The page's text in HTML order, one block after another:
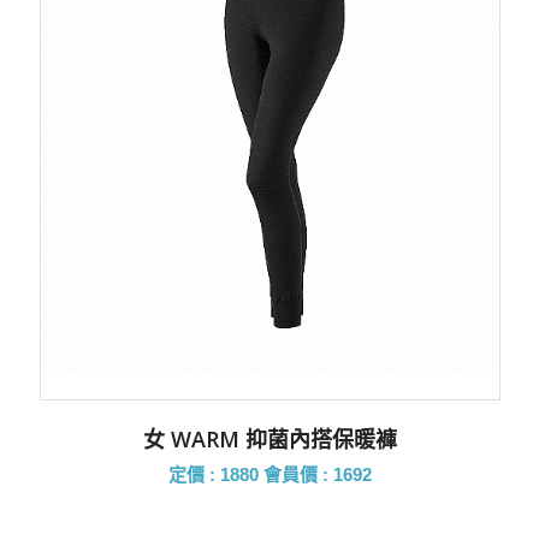
女 WARM 抑菌內搭保暖褲
定價 : 1880 會員價 : 1692